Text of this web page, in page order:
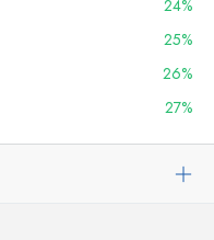
24%
25%
26%
27%